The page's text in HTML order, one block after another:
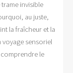
invisible
au juste,
la fraîcheur et la
voyage sensoriel
le